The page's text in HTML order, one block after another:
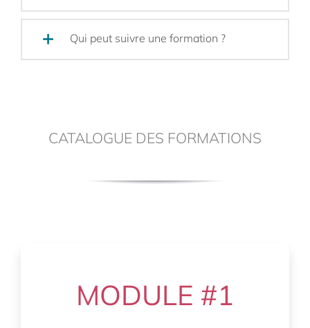
Qui peut suivre une formation ?
CATALOGUE DES FORMATIONS
MODULE #1